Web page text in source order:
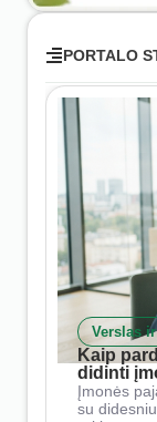
PORTALO
Verslas
Kaip
didinti
Įmonės
su